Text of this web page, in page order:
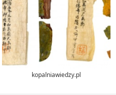
kopalniawiedzy.pl